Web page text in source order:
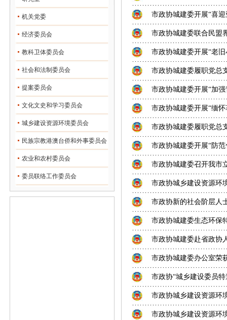
市政协城建委开展“喜
市政协城建委联合民盟
市政协城建委开展“老
市政协城建委履职党总
市政协城建委开展“加
市政协城建委开展“缅
市政协城建委履职党总
市政协城建委开展“防
市政协城建委召开我市
市政协城乡建设资源环
市政协新的社会阶层人
市政协城建委生态环保
市政协城建委赴省政协
市政协城建委办公室荣
市政协“城乡建设委员
市政协城乡建设资源环
市政协城乡建设资源环
机关党委
经济委员会
教科卫体委员会
社会和法制委员会
提案委员会
文化文史和学习委员会
城乡建设资源环境委员会
民族宗教港澳台侨和外事委员会
农业和农村委员会
委员联络工作委员会